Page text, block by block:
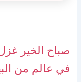
صباح الخير
في عالم من